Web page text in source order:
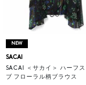
NEW
SACAI
SACAI ＜サカイ＞ ハーフス
ブ フローラル柄ブラウス